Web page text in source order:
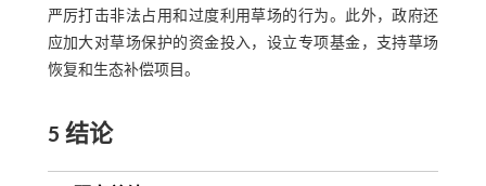
严厉打击非法占用和过度利用草场的行为。此外，政府还
应加大对草场保护的资金投入，设立专项基金，支持草场
恢复和生态补偿项目。
5 结论